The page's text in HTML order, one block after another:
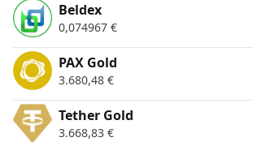
Beldex
0,074967 €
PAX Gold
3.680,48 €
Tether Gold
3.668,83 €